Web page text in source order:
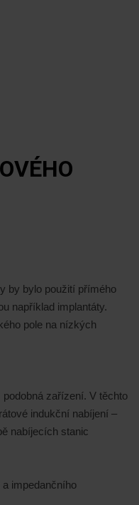
by bylo použití přímého
například implantáty.
pole na nízkých
zařízení. V těchto
indukční nabíjení –
nabíjecích stanic
impedančního